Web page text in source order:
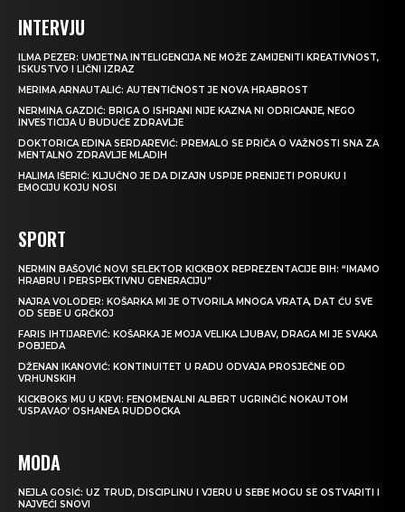
INTERVJU
ILMA PEZER: UMJETNA INTELIGENCIJA NE MOŽE ZAMIJENITI KREATIVNOST,
ISKUSTVO I LIČNI IZRAZ
MERIMA ARNAUTALIĆ: AUTENTIČNOST JE NOVA HRABROST
NERMINA GAZDIĆ: BRIGA O ISHRANI NIJE KAZNA NI ODRICANJE, NEGO
INVESTICIJA U BUDUĆE ZDRAVLJE
DOKTORICA EDINA SERDAREVIĆ: PREMALO SE PRIČA O VAŽNOSTI SNA ZA
MENTALNO ZDRAVLJE MLADIH
HALIMA IŠERIĆ: KLJUČNO JE DA DIZAJN USPIJE PRENIJETI PORUKU I
EMOCIJU KOJU NOSI
SPORT
NERMIN BAŠOVIĆ NOVI SELEKTOR KICKBOX REPREZENTACIJE BIH: “IMAMO
HRABRU I PERSPEKTIVNU GENERACIJU”
NAJRA VOLODER: KOŠARKA MI JE OTVORILA MNOGA VRATA, DAT ĆU SVE
OD SEBE U GRČKOJ
FARIS IHTIJAREVIĆ: KOŠARKA JE MOJA VELIKA LJUBAV, DRAGA MI JE SVAKA
POBJEDA
DŽENAN IKANOVIĆ: KONTINUITET U RADU ODVAJA PROSJEČNE OD
VRHUNSKIH
KICKBOKS MU U KRVI: FENOMENALNI ALBERT UGRINČIĆ NOKAUTOM
‘USPAVAO’ OSHANEA RUDDOCKA
MODA
NEJLA GOSIĆ: UZ TRUD, DISCIPLINU I VJERU U SEBE MOGU SE OSTVARITI I
NAJVEĆI SNOVI